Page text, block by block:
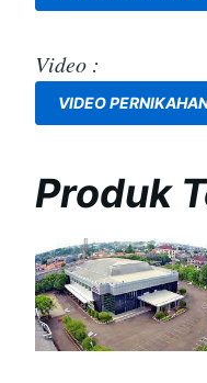
Video :
VIDEO
Produk